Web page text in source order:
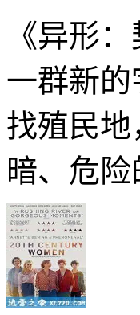
《异形
一群新的
找殖民
暗、危